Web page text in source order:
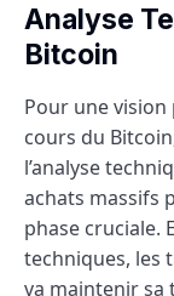
Analyse
Bitcoin
Pour une
cours du
l’analyse
achats massifs
phase cruciale.
techniques, les
va maintenir sa